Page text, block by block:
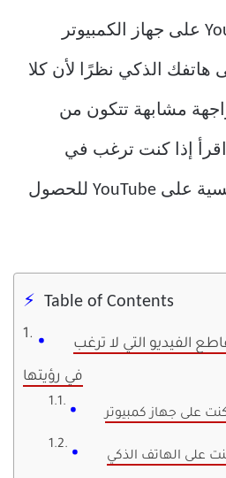
يمكنك تخصيص YouTube على جهاز الكمبيوتر
هاتفك الذكي نظرًا لأن كلا
مشابهة تتكون من
إذا كنت ترغب في
تخصيص صفحتك الرئيسية على YouTube للحصول
Table of Contents
الفيديو التي لا ترغب
في رؤيتها
كنت على جهاز كمبيوتر
على الهاتف الذكي